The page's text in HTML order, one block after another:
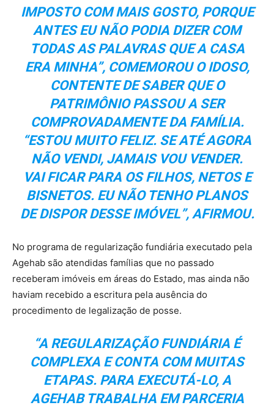
IMPOSTO COM MAIS GOSTO, PORQUE
ANTES EU NÃO PODIA DIZER COM
TODAS AS PALAVRAS QUE A CASA
ERA MINHA”, COMEMOROU O IDOSO,
CONTENTE DE SABER QUE O
PATRIMÔNIO PASSOU A SER
COMPROVADAMENTE DA FAMÍLIA.
“ESTOU MUITO FELIZ. SE ATÉ AGORA
NÃO VENDI, JAMAIS VOU VENDER.
VAI FICAR PARA OS FILHOS, NETOS E
BISNETOS. EU NÃO TENHO PLANOS
DE DISPOR DESSE IMÓVEL”, AFIRMOU.
No programa de regularização fundiária executado pela
Agehab são atendidas famílias que no passado
receberam imóveis em áreas do Estado, mas ainda não
haviam recebido a escritura pela ausência do
procedimento de legalização de posse.
“A REGULARIZAÇÃO FUNDIÁRIA É
COMPLEXA E CONTA COM MUITAS
ETAPAS. PARA EXECUTÁ-LO, A
AGEHAB TRABALHA EM PARCERIA